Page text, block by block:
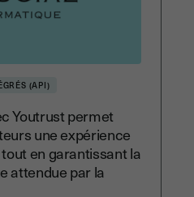
(API)
Youtrust permet
une expérience
en garantissant la
attendue par la